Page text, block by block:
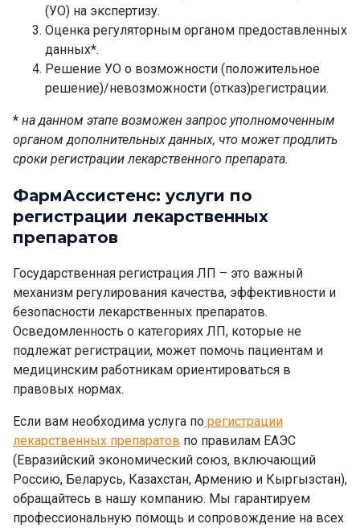
(УО) на экспертизу.
Оценка регуляторным органом предоставленных
данных*.
Решение УО о возможности (положительное
решение)/невозможности (отказ)регистрации.
* на данном этапе возможен запрос уполномоченным
органом дополнительных данных, что может продлить
сроки регистрации лекарственного препарата.
ФармАссистенс: услуги по
регистрации лекарственных
препаратов
Государственная регистрация ЛП – это важный
механизм регулирования качества, эффективности и
безопасности лекарственных препаратов.
Осведомленность о категориях ЛП, которые не
подлежат регистрации, может помочь пациентам и
медицинским работникам ориентироваться в
правовых нормах.
Если вам необходима услуга по регистрации
лекарственных препаратов по правилам ЕАЭС
(Евразийский экономический союз, включающий
Россию, Беларусь, Казахстан, Армению и Кыргызстан),
обращайтесь в нашу компанию. Мы гарантируем
профессиональную помощь и сопровождение на всех